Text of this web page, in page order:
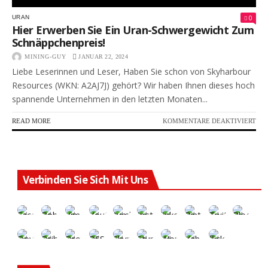
URAN 0
Hier Erwerben Sie Ein Uran-Schwergewicht Zum
Schnäppchenpreis!
MINING-GUY JANUAR 22, 2024
Liebe Leserinnen und Leser, Haben Sie schon von Skyharbour
Resources (WKN: A2AJ7J) gehört? Wir haben Ihnen dieses hoch
spannende Unternehmen in den letzten Monaten...
READ MORE KOMMENTARE DEAKTIVIERTFÜR
Verbinden Sie Sich Mit Uns